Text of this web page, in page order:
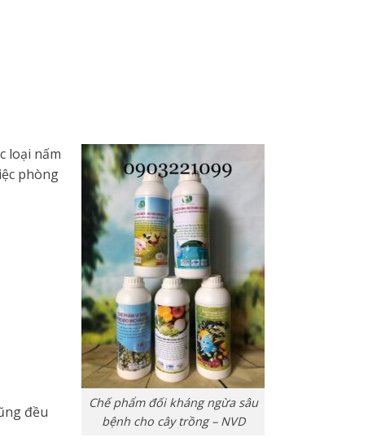
Chế phẩm đối kháng ngừa sâu
bệnh cho cây trồng – NVD
loại nấm
phòng
đều